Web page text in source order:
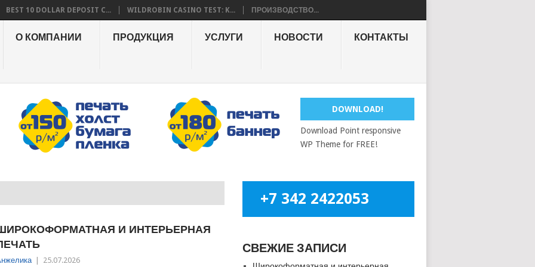
BEST 10 DOLLAR DEPOSIT C... WILDROBIN CASINO TEST: K... ПРОИЗВОДСТВО...
О КОМПАНИИ ПРОДУКЦИЯ УСЛУГИ НОВОСТИ КОНТАКТЫ
DOWNLOAD!
Download Point responsive
WP Theme for FREE!
И ИНТЕРЬЕРНАЯ
25.07.2026
+7 342 2422053
СВЕЖИЕ ЗАПИСИ